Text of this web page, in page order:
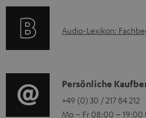
n
r
l
i
e
n
t
g
e
A
i
o
Audio-Lexikon:
K
o
Persönliche
+49 (0) 30 / 217 84 212
Mo – Fr 08:00 – 19:00